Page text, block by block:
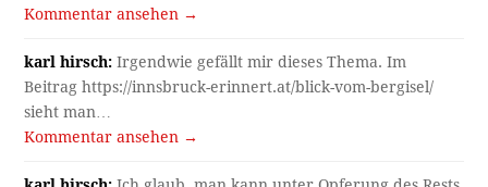
Kommentar ansehen →
karl hirsch: Irgendwie gefällt mir dieses Thema. Im
Beitrag https://innsbruck-erinnert.at/blick-vom-bergisel/
sieht man…
Kommentar ansehen →